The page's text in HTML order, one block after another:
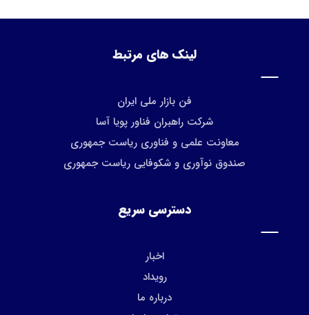
لینک های مرتبط
فن بازار ملی ایران
شرکت راهبران فناور پویا آسا
معاونت علمی و فناوری ریاست جمهوری
صندوق نوآوری و شکوفایی ریاست جمهوری
دسترسی سریع
اخبار
رویداد
درباره ما